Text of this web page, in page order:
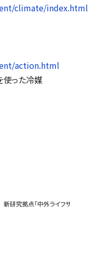
climate/index.html
action.html
使った冷媒
新研究拠点「中外ライフサイエ